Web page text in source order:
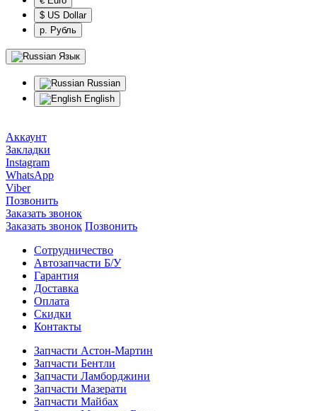
$ US Dollar
р. Рубль
Язык
Russian
English
Аккаунт
Закладки
Instagram
WhatsApp
Viber
Позвонить
Заказать звонок
Заказать звонок Позвонить
Сотрудничество
Автозапчасти Б/У
Гарантия
Доставка
Оплата
Скидки
Контакты
Запчасти Астон-Мартин
Запчасти Бентли
Запчасти Ламборджини
Запчасти Мазерати
Запчасти Майбах